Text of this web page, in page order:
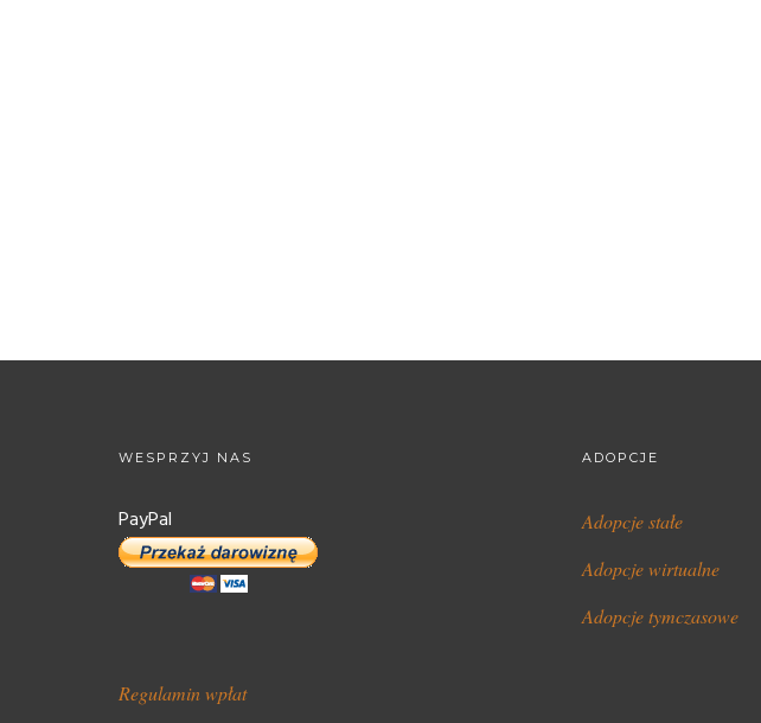
WESPRZYJ NAS
PayPal
Regulamin wpłat
ADOPCJE
Adopcje stałe
Adopcje wirtualne
Adopcje tymczasowe